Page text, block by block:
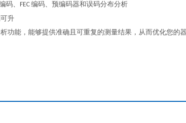
码、 FEC 编码、预编码器和误码分布分析
升
功能，能够提供准确且可重复的测量结果，从而优化您的